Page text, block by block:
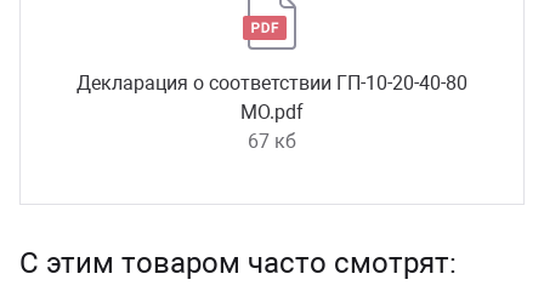
Декларация о соответствии ГП-10-20-40-80
МО.pdf
67 кб
С этим товаром часто смотрят: